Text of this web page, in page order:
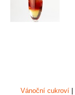
Vánoční cukroví |